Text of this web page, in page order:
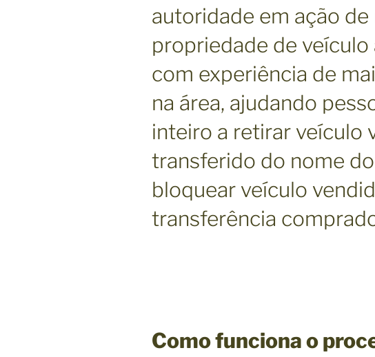
autoridade em ação de
propriedade de
com experiência de
na área, ajudando
inteiro a retirar veículo
transferido do nome
bloquear veículo
transferência
Como funciona o